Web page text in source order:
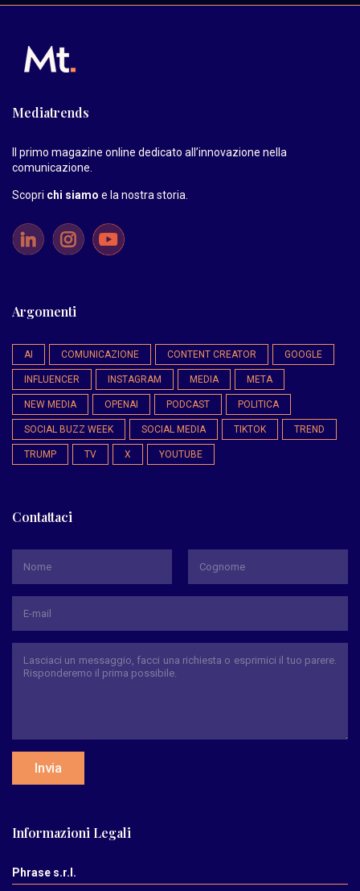
Mediatrends
Il primo magazine online dedicato all’innovazione nella
comunicazione.
Scopri chi siamo e la nostra storia
Argomenti
AI COMUNICAZIONE CONTENT CREATOR GOOGLE
INFLUENCER INSTAGRAM MEDIA META
NEW MEDIA OPENAI PODCAST POLITICA
SOCIAL BUZZ WEEK SOCIAL MEDIA TIKTOK TREND
TRUMP TV X YOUTUBE
Contattaci
Invia
Informazioni Legali
Phrase s.r.l.